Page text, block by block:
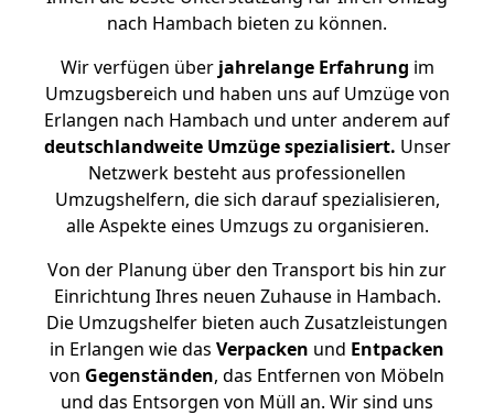
nach Hambach bieten zu können.
Wir verfügen überjahrelange Erfahrung im
Umzugsbereich und haben uns auf Umzüge von
Erlangen nach Hambach und unter anderem auf
deutschlandweite Umzüge spezialisiert. Unser
Netzwerk besteht aus professionellen
Umzugshelfern, die sich darauf spezialisieren,
alle Aspekte eines Umzugs zu organisieren.
Von der Planung über den Transport bis hin zur
Einrichtung Ihres neuen Zuhause in Hambach.
Die Umzugshelfer bieten auch Zusatzleistungen
in Erlangen wie das Verpacken und Entpacken
von Gegenständen, das Entfernen von Möbeln
und das Entsorgen von Müll an. Wir sind uns